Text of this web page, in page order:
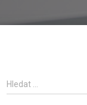
V
y
Hledat …